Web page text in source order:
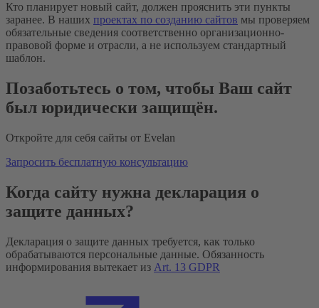
Кто планирует новый сайт, должен прояснить эти пункты
заранее. В наших проектах по созданию сайтов мы проверяем
обязательные сведения соответственно организационно-
правовой форме и отрасли, а не используем стандартный
шаблон.
Позаботьтесь о том, чтобы Ваш сайт
был юридически защищён.
Откройте для себя сайты от Evelan
Запросить бесплатную консультацию
Когда сайту нужна декларация о
защите данных?
Декларация о защите данных требуется, как только
обрабатываются персональные данные. Обязанность
информирования вытекает из Art. 13 GDPR